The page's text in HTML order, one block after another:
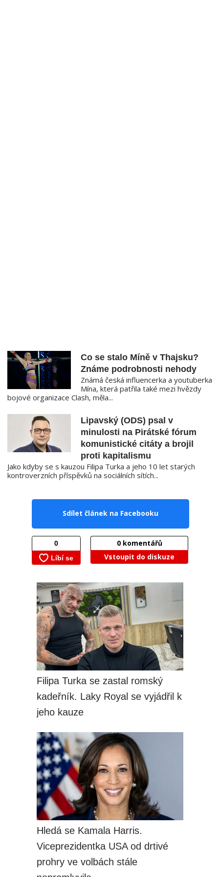
Co se stalo Míně v Thajsku?
Známe podrobnosti nehody
Známá česká influencerka a youtuberka
Mína, která patřila také mezi hvězdy
bojové organizace Clash, měla...
Lipavský (ODS) psal v
minulosti na Pirátské fórum
komunistické citáty a brojil
proti kapitalismu
Jako kdyby se s kauzou Filipa Turka a jeho 10 let starých
kontroverzních příspěvků na sociálních sítích...
Sdílet článek na Facebooku
0komentářů
Vstoupit do diskuze
Filipa Turka se zastal romský
kadeřník. Laky Royal se vyjádřil k
jeho kauze
Hledá se Kamala Harris.
Viceprezidentka USA od drtivé
prohry ve volbách stále